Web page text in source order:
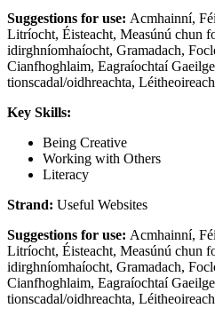
Suggestions for use: Acmhainní,
Litríocht, Éisteacht, Measúnú chun
idirghníomhaíocht, Gramadach,
Cianfhoghlaim, Eagraíochtaí
tionscadal/oidhreachta,
Key Skills:
Being Creative
Working with Others
Literacy
Strand: Useful Websites
Suggestions for use: Acmhainní,
Litríocht, Éisteacht, Measúnú chun
idirghníomhaíocht, Gramadach,
Cianfhoghlaim, Eagraíochtaí
tionscadal/oidhreachta,